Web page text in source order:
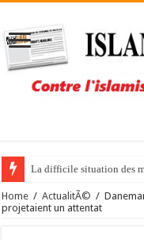
La difficile situation des
Home / ActualitÃ© /
projetaient un attentat